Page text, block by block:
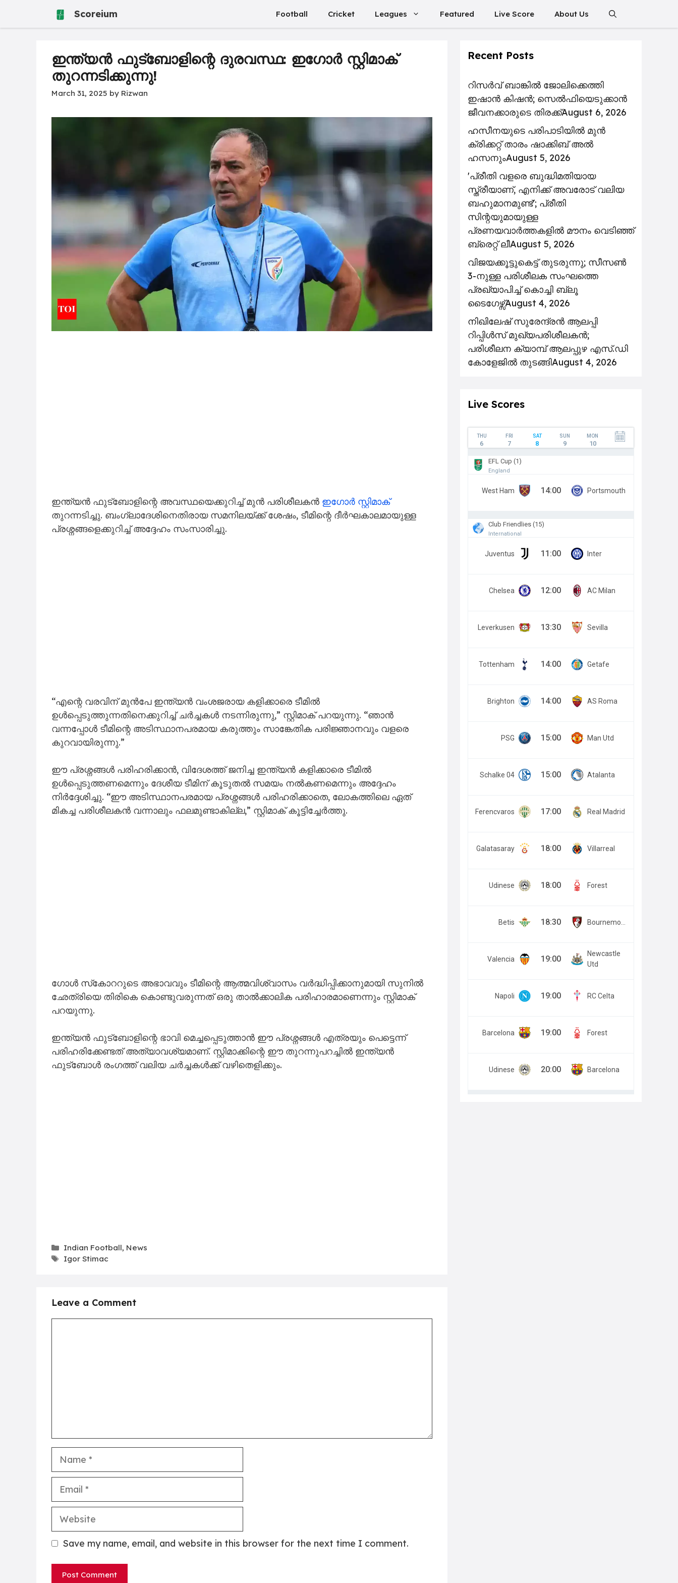
Scoreium Football Cricket Leagues Featured Live Score About Us
ഇന്ത്യൻ ഫുട്ബോളിന്റെ ദുരവസ്ഥ: ഇഗോർ സ്റ്റിമാക്
തുറന്നടിക്കുന്നു!
March 31, 2025 by Rizwan
ഇന്ത്യൻ ഫുട്ബോളിന്റെ അവസ്ഥയെക്കുറിച്ച് മുൻ പരിശീലകൻ ഇഗോർ സ്റ്റിമാക്
തുറന്നടിച്ചു. ബംഗ്ലാദേശിനെതിരായ സമനിലയ്ക്ക് ശേഷം, ടീമിന്റെ ദീർഘകാലമായുള്ള
പ്രശ്നങ്ങളെക്കുറിച്ച് അദ്ദേഹം സംസാരിച്ചു.
“എന്റെ വരവിന് മുൻപേ ഇന്ത്യൻ വംശജരായ കളിക്കാരെ ടീമിൽ
ഉൾപ്പെടുത്തുന്നതിനെക്കുറിച്ച് ചർച്ചകൾ നടന്നിരുന്നു,” സ്റ്റിമാക് പറയുന്നു. “ഞാൻ
വന്നപ്പോൾ ടീമിന്റെ അടിസ്ഥാനപരമായ കരുത്തും സാങ്കേതിക പരിജ്ഞാനവും വളരെ
കുറവായിരുന്നു.”
ഈ പ്രശ്നങ്ങൾ പരിഹരിക്കാൻ, വിദേശത്ത് ജനിച്ച ഇന്ത്യൻ കളിക്കാരെ ടീമിൽ
ഉൾപ്പെടുത്തണമെന്നും ദേശീയ ടീമിന് കൂടുതൽ സമയം നൽകണമെന്നും അദ്ദേഹം
നിർദ്ദേശിച്ചു. “ഈ അടിസ്ഥാനപരമായ പ്രശ്നങ്ങൾ പരിഹരിക്കാതെ, ലോകത്തിലെ ഏത്
മികച്ച പരിശീലകൻ വന്നാലും ഫലമുണ്ടാകില്ല,” സ്റ്റിമാക് കൂട്ടിച്ചേർത്തു.
ഗോൾ സ്‌കോററുടെ അഭാവവും ടീമിന്റെ ആത്മവിശ്വാസം വർദ്ധിപ്പിക്കാനുമായി സുനിൽ
ഛേത്രിയെ തിരികെ കൊണ്ടുവരുന്നത് ഒരു താൽക്കാലിക പരിഹാരമാണെന്നും സ്റ്റിമാക്
പറയുന്നു.
ഇന്ത്യൻ ഫുട്ബോളിന്റെ ഭാവി മെച്ചപ്പെടുത്താൻ ഈ പ്രശ്നങ്ങൾ എത്രയും പെട്ടെന്ന്
പരിഹരിക്കേണ്ടത് അത്യാവശ്യമാണ്. സ്റ്റിമാക്കിന്റെ ഈ തുറന്നുപറച്ചിൽ ഇന്ത്യൻ
ഫുട്ബോൾ രംഗത്ത് വലിയ ചർച്ചകൾക്ക് വഴിതെളിക്കും.
Categories
Indian Football, News
Tags
Igor Stimac
Leave a Comment
Name
Email
Website
Save my name, email, and website in this browser for the next time I comment.
Recent Posts
റിസര്‍വ് ബാങ്കിൽ ജോലിക്കെത്തി
ഇഷാന്‍ കിഷന്‍; സെൽഫിയെടുക്കാൻ
ജീവനക്കാരുടെ തിരക്ക്August 6, 2026
ഹസീനയുടെ പരിപാടിയിൽ മുൻ
ക്രിക്കറ്റ് താരം ഷാക്കിബ് അൽ
ഹസനുംAugust 5, 2026
'പ്രീതി വളരെ ബുദ്ധിമതിയായ
സ്ത്രീയാണ്, എനിക്ക് അവരോട് വലിയ
ബഹുമാനമുണ്ട്'; പ്രീതി
സിന്റയുമായുള്ള
പ്രണയവാർത്തകളിൽ മൗനം വെടിഞ്ഞ്
ബ്രെറ്റ് ലീAugust 5, 2026
വിജയക്കൂട്ടുകെട്ട് തുടരുന്നു; സീസൺ
3-നുള്ള പരിശീലക സംഘത്തെ
പ്രഖ്യാപിച്ച് കൊച്ചി ബ്ലൂ
ടൈഗേഴ്സ്August 4, 2026
നിഖിലേഷ് സുരേന്ദ്രൻ ആലപ്പി
റിപ്പിൾസ് മുഖ്യപരിശീലകൻ;
പരിശീലന ക്യാമ്പ് ആലപ്പുഴ എസ്.ഡി
കോളേജിൽ തുടങ്ങിAugust 4, 2026
Live Scores
THU
6
FRI
7
SAT
8
SUN
9
MON
10
EFL Cup (1)
England
West Ham 14:00 Portsmouth
Club Friendlies (15)
International
Juventus 11:00 Inter
Chelsea 12:00 AC Milan
Leverkusen 13:30 Sevilla
Tottenham 14:00 Getafe
Brighton 14:00 AS Roma
PSG 15:00 Man Utd
Schalke 04 15:00 Atalanta
Ferencvaros 17:00 Real Madrid
Galatasaray 18:00 Villarreal
Udinese 18:00 Forest
Betis 18:30
Valencia 19:00
Newcastle
Utd
Napoli 19:00 RC Celta
Barcelona 19:00 Forest
Udinese 20:00 Barcelona